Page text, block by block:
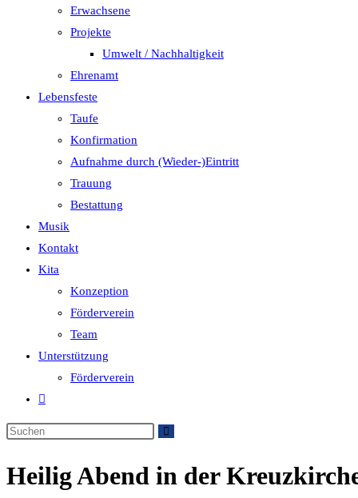
Erwachsene
Projekte
Umwelt / Nachhaltigkeit
Ehrenamt
Lebensfeste
Taufe
Konfirmation
Aufnahme durch (Wieder-)Eintritt
Trauung
Bestattung
Musik
Kontakt
Kita
Konzeption
Förderverein
Team
Unterstützung
Förderverein
Website-
umschalten
Heilig Abend in der